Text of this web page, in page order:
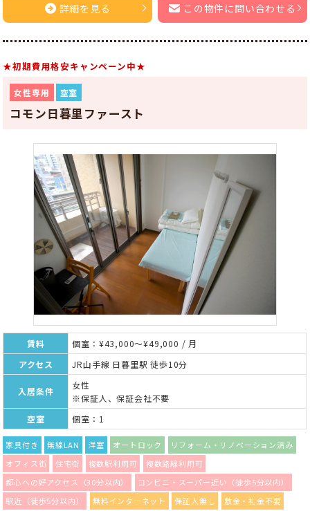
詳細を見る この物件に問い合わせる
★初期費用格安キャンペーン中★
女性専用 空室
コモン日暮里ファースト
賃料
個室：¥43,000～¥49,000 / 月
アクセス
JR山手線 日暮里駅 徒歩10分
入居条件
女性
※保証人、保証会社不要
空室
個室：1
家具付き 無線LAN 洋室 オートロック
リフォーム・リノベーション済み
オフィス街
住宅街 複数駅利用可
複数路線利用可
都心への好アクセス（30分以内）
コンビニ・スーパー近い（徒歩5分以内）
駅近（徒歩5分以内）
無料インターネット 保証人無し 敷金・礼金不要